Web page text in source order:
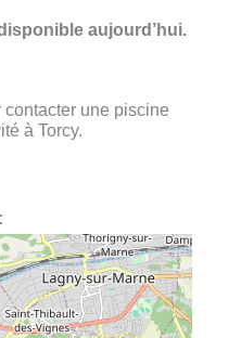
aujourd’hui.
une piscine
à Torcy.